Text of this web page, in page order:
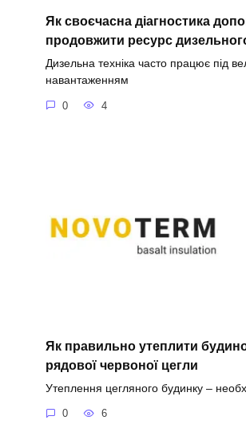
Як своєчасна діагностика
продовжити ресурс
Дизельна техніка часто працює під
навантаженням
0 4
Як правильно утеплити
рядової червоної цегли
Утеплення цегляного будинку –
0 6